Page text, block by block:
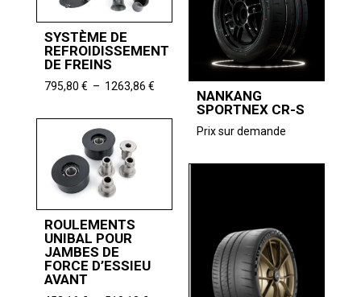
SYSTÈME DE
REFROIDISSEMENT
DE FREINS
795,80 € – 1263,86 €Plage
prix :
795,80 €
1263,86 €
NANKANG
SPORTNEX CR-S
Prix sur demande
ROULEMENTS
UNIBAL POUR
JAMBES DE
FORCE D’ESSIEU
AVANT